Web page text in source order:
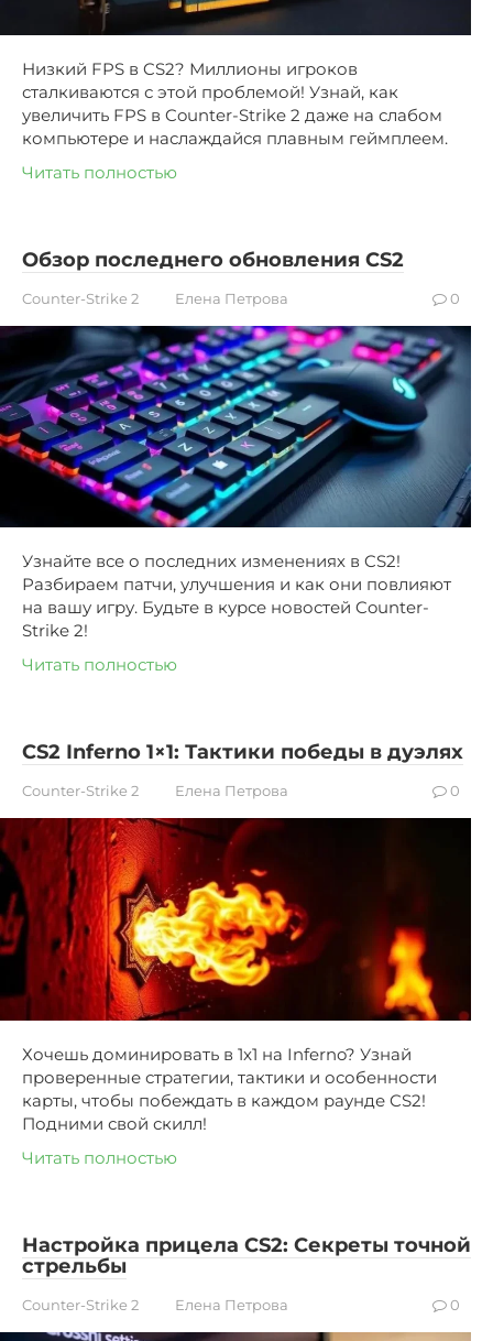
Низкий FPS в CS2? Миллионы игроков
сталкиваются с этой проблемой! Узнай, как
увеличить FPS в Counter-Strike 2 даже на слабом
компьютере и наслаждайся плавным геймплеем.
Читать полностью
Обзор последнего обновления CS2
Counter-Strike 2 Елена Петрова 0
Узнайте все о последних изменениях в CS2!
Разбираем патчи, улучшения и как они повлияют
на вашу игру. Будьте в курсе новостей Counter-
Strike 2!
Читать полностью
CS2 Inferno 1×1: Тактики победы в дуэлях
Counter-Strike 2 Елена Петрова 0
Хочешь доминировать в 1x1 на Inferno? Узнай
проверенные стратегии, тактики и особенности
карты, чтобы побеждать в каждом раунде CS2!
Подними свой скилл!
Читать полностью
Настройка прицела CS2: Секреты точной
стрельбы
Counter-Strike 2 Елена Петрова 0